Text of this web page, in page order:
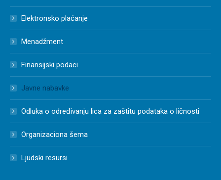
Elektronsko plaćanje
Menadžment
Finansijski podaci
Javne nabavke
Odluka o određivanju lica za zaštitu podataka o ličnosti
Organizaciona šema
Ljudski resursi